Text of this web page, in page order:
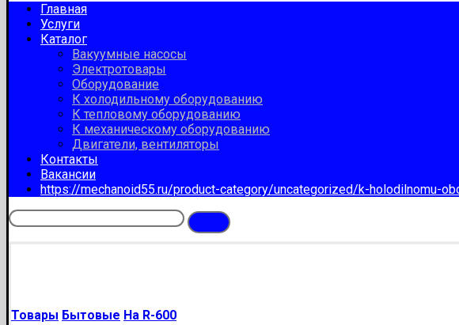
Главная
Услуги
Каталог
Вакуумные насосы
Электротовары
Оборудование
К холодильному оборудованию
К тепловому оборудованию
К механическому оборудованию
Двигатели, вентиляторы
Контакты
Вакансии
https://mechanoid55.ru/product-category/uncategorized/k-holodilnomu-
Товары Бытовые На R-600